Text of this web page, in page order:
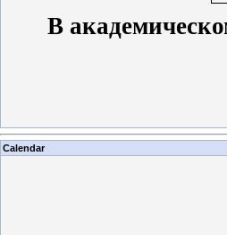
В
Calendar